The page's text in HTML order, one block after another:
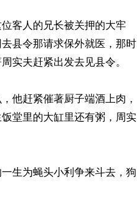
客人的兄长被关押的大牢
县令那请求保外就医，那时
实夫赶紧出发去见县令。
他赶紧催著厨子端酒上肉，
堂里的大缸里还有粥，周实
生为蝇头小利争来斗去，狗